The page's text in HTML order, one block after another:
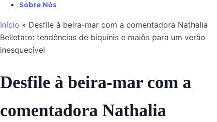
Sobre Nós
Início » Desfile à beira-mar com a comentadora Nathalia
Belletato: tendências de biquínis e maiôs para um verão
inesquecível
Desfile à beira-mar com a
comentadora Nathalia